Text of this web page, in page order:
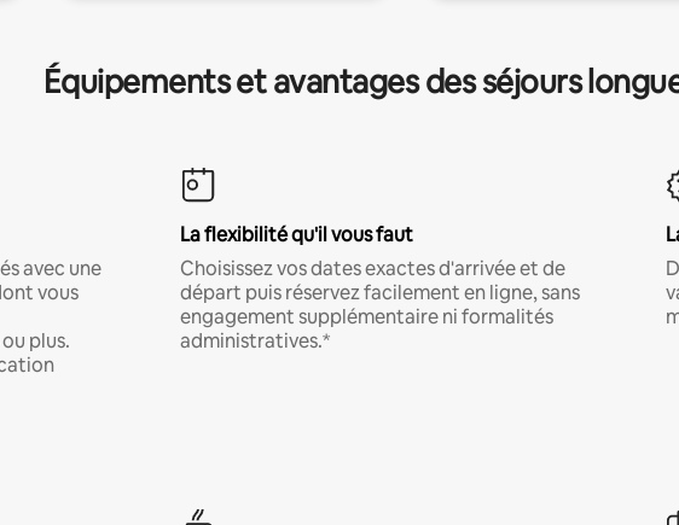
Équipements et avantages des séjours
avec une
vous
plus.
La flexibilité qu'il vous faut
Choisissez vos dates exactes d'arrivée et de
départ puis réservez facilement en ligne, sans
engagement supplémentaire ni formalités
administratives.*